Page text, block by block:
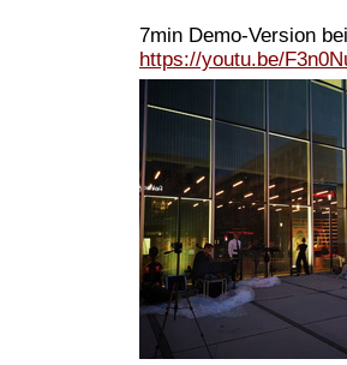
7min Demo-Version bei
https://youtu.be/